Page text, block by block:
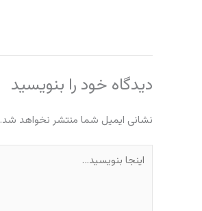
دیدگاه‌ خود را بنویسید
نشانی ایمیل شما منتشر نخواهد شد.
بنویسید…